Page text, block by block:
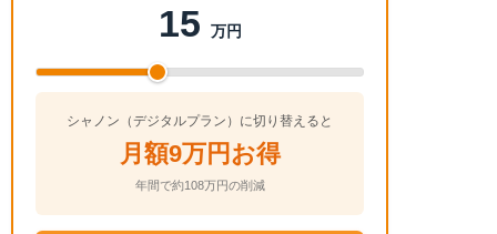
15 万円
シャノン（デジタルプラン）に切り替えると
月額9万円お得
年間で約108万円の削減